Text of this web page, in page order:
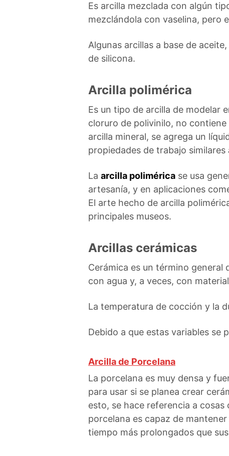
Es arcilla mezclada con algún
mezclándola con vaselina, pero
Algunas arcillas a base de
de silicona.
Arcilla polimérica
Es un tipo de arcilla de modelar
cloruro de polivinilo, no contiene
arcilla mineral, se agrega un
propiedades de trabajo similares
La arcilla polimérica se usa
artesanía, y en aplicaciones
El arte hecho de arcilla
principales museos.
Arcillas cerámicas
Cerámica es un término general
con agua y, a veces, con
La temperatura de cocción y la
Debido a que estas variables se
Arcilla de Porcelana
La porcelana es muy densa y
para usar si se planea crear
esto, se hace referencia a
porcelana es capaz de
tiempo más prolongados que